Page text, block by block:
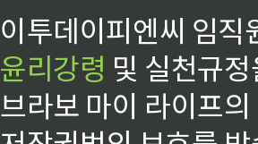
이투데이피엔씨 임
윤리강령 및 실천규
브라보 마이 라이프